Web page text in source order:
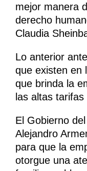
mejor manera
derecho
Claudia
Lo anterior
que existen en
que brinda la
las altas tarifas
El Gobierno
Alejandro
para que la
otorgue una